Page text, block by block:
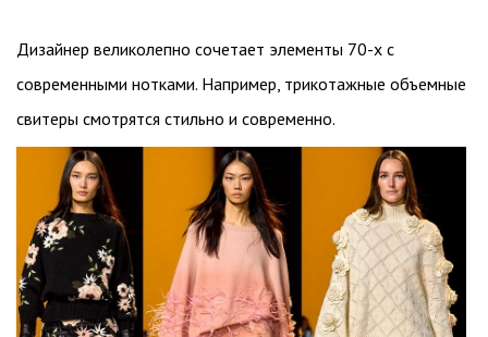
Дизайнер великолепно сочетает элементы 70-х с
современными нотками. Например, трикотажные объемные
свитеры смотрятся стильно и современно.